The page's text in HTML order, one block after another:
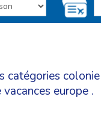
catégories
europe .